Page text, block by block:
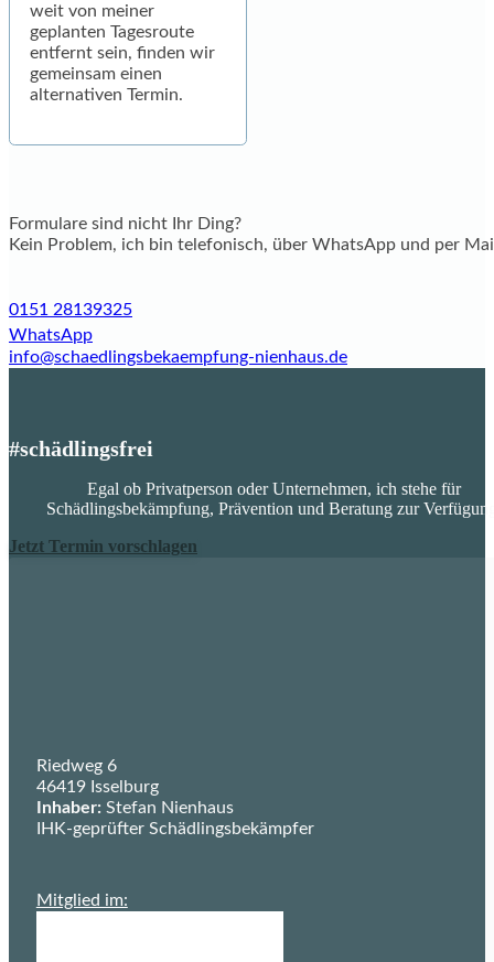
weit von meiner
geplanten Tagesroute
entfernt sein, finden wir
gemeinsam einen
alternativen Termin.
Formulare sind nicht Ihr Ding?
Kein Problem, ich bin telefonisch, über WhatsApp und per
0151 28139325
WhatsApp
info@schaedlingsbekaempfung-nienhaus.de
#schädlingsfrei
Egal ob Privatperson oder Unternehmen, ich stehe für
Schädlingsbekämpfung, Prävention und Beratung zur
Jetzt Termin vorschlagen
Startseite Schädlingsbekämpfung Nienhaus
Riedweg 6
46419 Isselburg
Inhaber:Stefan Nienhaus
IHK-geprüfter Schädlingsbekämpfer
Mitglied im:Deutscher Schädlingsbekämpfer Verband e.V.